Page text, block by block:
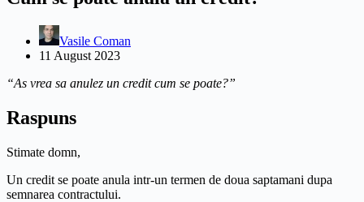
Vasile Coman
11 August 2023
“As vrea sa anulez un credit cum se poate?”
Raspuns
Stimate domn,
Un credit se poate anula intr-un termen de doua saptamani dupa
semnarea contractului.